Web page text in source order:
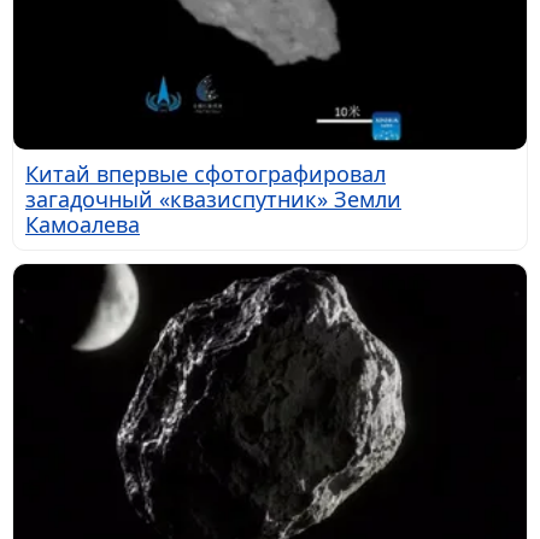
Китай впервые сфотографировал
загадочный «квазиспутник» Земли
Камоалева